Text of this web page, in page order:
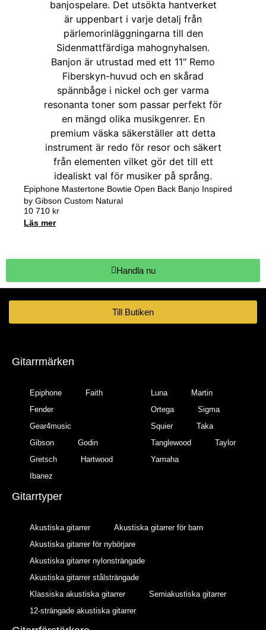
Epiphone Mastertone Bowtie Open Back Banjo Inspired
by Gibson Custom Natural
10 710 kr
Läs mer
Handla nu
Till Butiken
Gitarrmärken
Epiphone
Faith
Fender
Gear4music
Gibson
Godin
Gretsch
Hartwood
Ibanez
Luna
Martin
Ortega
Sigma
Squier
Taka
Tanglewood
Taylor
Yamaha
Gitarrtyper
Akustiska gitarrer
Akustiska gitarrer för barn
Akustiska gitarrer för nybörjare
Akustiska gitarrer nylonsträngade
Akustiska gitarrer stålsträngade
Klassiska akustiska gitarrer
Semiakustiska gitarrer
12-strängade akustiska gitarrer